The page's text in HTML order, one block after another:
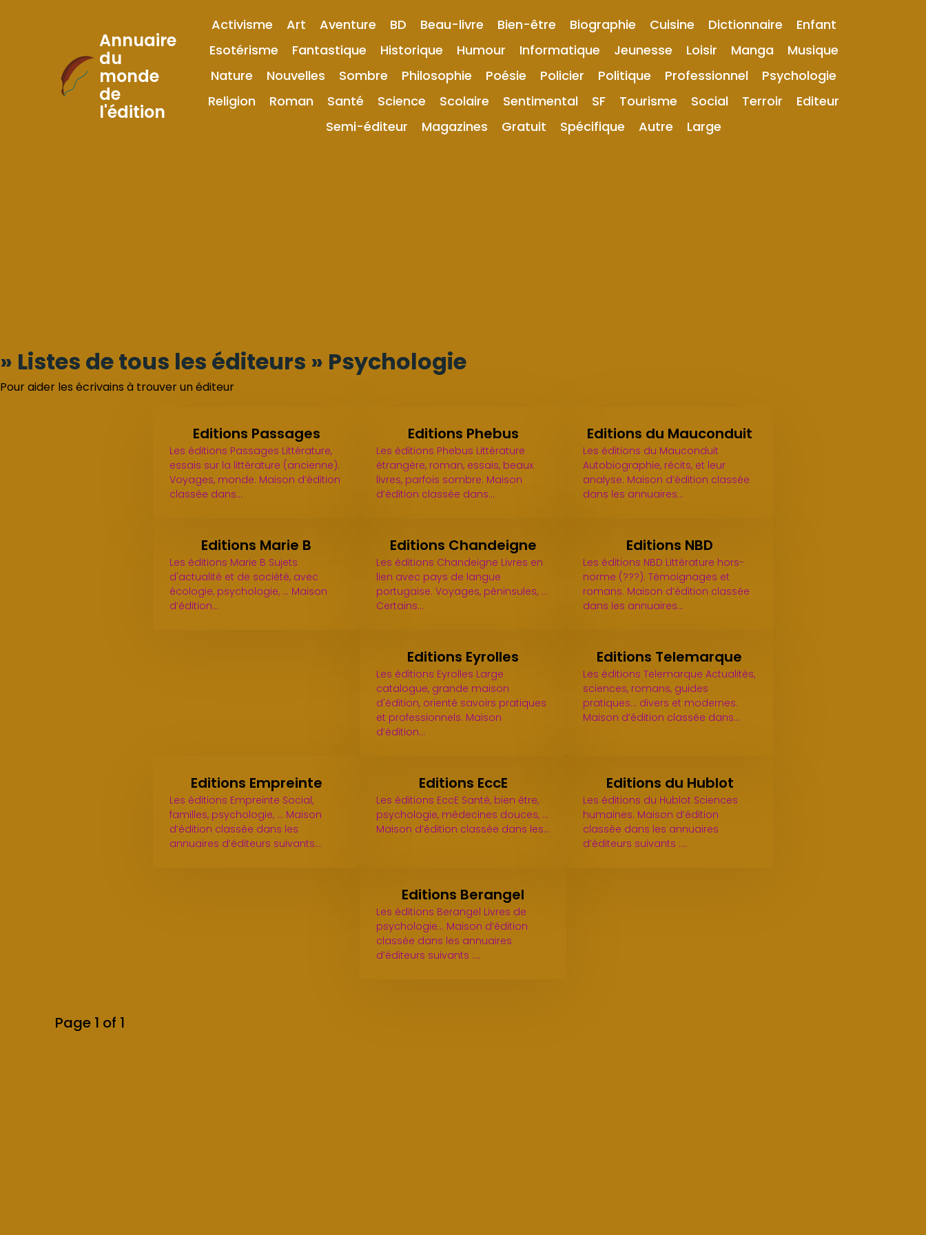
Skip
to
Content
Annuaire
du
monde
de
l'édition
Activisme Art Aventure BD Beau-livre Bien-être Biographie Cuisine Dictionnaire
Enfant
Esotérisme
Fantastique Historique Humour Informatique Jeunesse Loisir Manga
Musique
Nature
Nouvelles Sombre Philosophie Poésie Policier Politique Professionnel
Psychologie
Religion
Roman Santé Science Scolaire Sentimental SF Tourisme Social Terroir
Editeur
Semi-éditeur
Magazines Gratuit Spécifique Autre Large
» Listes de tous les éditeurs » Psychologie
Pour aider les écrivains à trouver un éditeur
Editions Passages
Les éditions Passages Littérature,
essais sur la littérature (ancienne).
Voyages, monde. Maison d’édition
classée dans…
Editions Phebus
Les éditions Phebus Littérature
étrangère, roman, essais, beaux
livres, parfois sombre. Maison
d’édition classée dans…
Editions du Mauconduit
Les éditions du Mauconduit
Autobiographie, récits, et leur
analyse. Maison d’édition classée
dans les annuaires…
Editions Marie B
Les éditions Marie B Sujets
d'actualité et de société, avec
écologie, psychologie, ... Maison
d’édition…
Editions Chandeigne
Les éditions Chandeigne Livres en
lien avec pays de langue
portugaise. Voyages, péninsules, ...
Certains…
Editions NBD
Les éditions NBD Littérature hors-
norme (???). Témoignages et
romans. Maison d’édition classée
dans les annuaires…
Editions Eyrolles
Les éditions Eyrolles Large
catalogue, grande maison
d'édition, orienté savoirs pratiques
et professionnels. Maison
d’édition…
Editions Telemarque
Les éditions Telemarque Actualités,
sciences, romans, guides
pratiques... divers et modernes.
Maison d’édition classée dans…
Editions Empreinte
Les éditions Empreinte Social,
familles, psychologie, ... Maison
d’édition classée dans les
annuaires d’éditeurs suivants…
Editions EccE
Les éditions EccE Santé, bien être,
psychologie, médecines douces, ...
Maison d’édition classée dans les…
Editions du Hublot
Les éditions du Hublot Sciences
humaines. Maison d’édition
classée dans les annuaires
d’éditeurs suivants :…
Editions Berangel
Les éditions Berangel Livres de
psychologie... Maison d’édition
classée dans les annuaires
d’éditeurs suivants :…
Page 1 of 1